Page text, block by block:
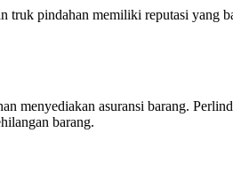
pindahan memiliki reputasi yang
menyediakan asuransi barang.
barang.